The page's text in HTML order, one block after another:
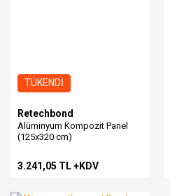
TÜKENDİ
Retechbond
Alüminyum Kompozit Panel
(125x320 cm)
3.241,05 TL +KDV